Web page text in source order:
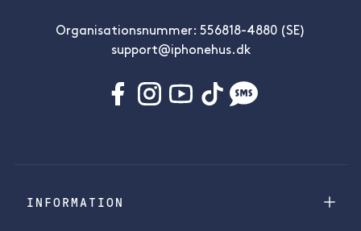
Organisationsnummer: 556818-4880 (SE)
support@iphonehus.dk
INFORMATION